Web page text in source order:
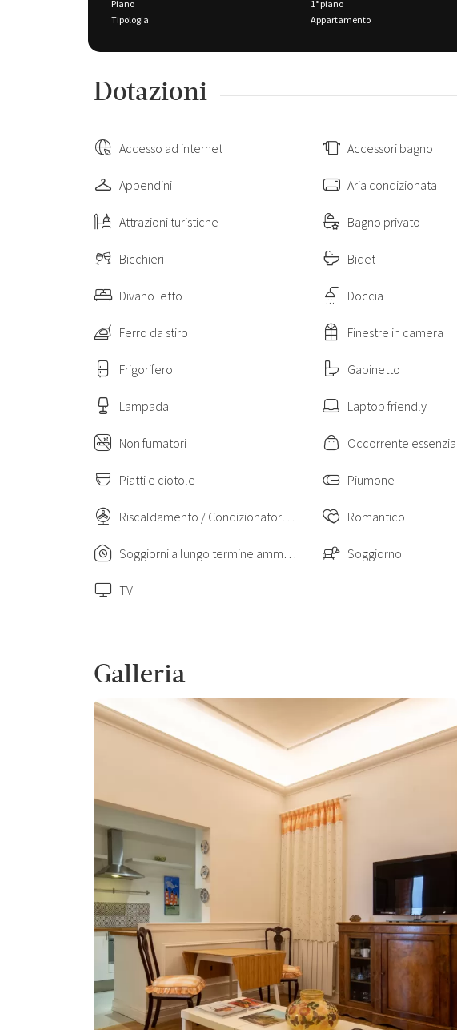
Distanze da
Piano
1° piano
Tipologia
Appartamento
Dotazioni
Accesso ad internet Accessori bagno
Appendini Aria condizionata
Attrazioni turistiche Bagno privato
Bicchieri Bidet
Divano letto Doccia
Ferro da stiro Finestre in camera
Frigorifero Gabinetto
Lampada Laptop friendly
Non fumatori Occorrente
Piatti e ciotole Piumone
Riscaldamento / Condizionatore autonomo Romantico
Soggiorni a lungo termine ammessi Soggiorno
TV
Galleria